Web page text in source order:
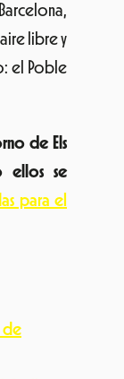
libre y
el Poble
de Els
ellos se
para el
de